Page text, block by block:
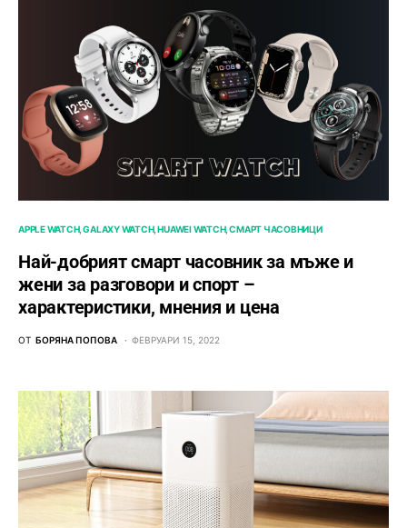
APPLE WATCH GALAXY WATCH HUAWEI WATCH СМАРТ ЧАСОВНИЦИ
Най-добрият смарт часовник за мъже и
жени за разговори и спорт –
характеристики, мнения и цена
ОТ БОРЯНА ПОПОВА ФЕВРУАРИ 15, 2022